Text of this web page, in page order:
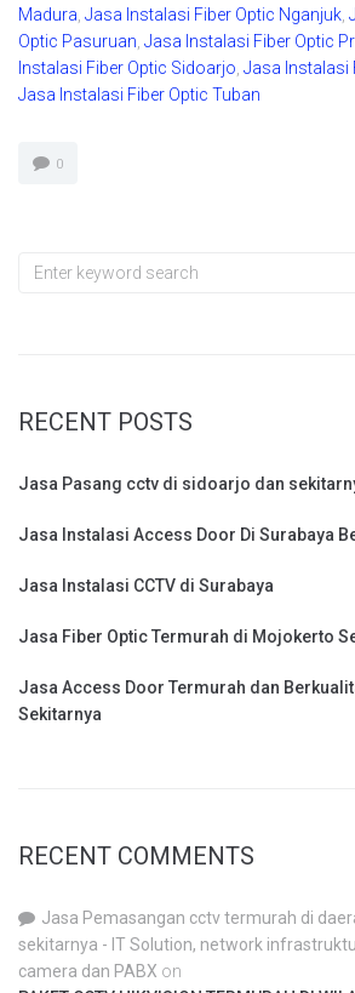
Madura Jasa Instalasi Fiber Optic Nganjuk
Optic Pasuruan Jasa Instalasi Fiber Optic
Instalasi Fiber Optic Sidoarjo Jasa Instalasi
Jasa Instalasi Fiber Optic Tuban
0
Search
RECENT POSTS
Jasa Pasang cctv di sidoarjo dan
Jasa Instalasi Access Door Di Surabaya
Jasa Instalasi CCTV di Surabaya
Jasa Fiber Optic Termurah di Mojokerto
Jasa Access Door Termurah dan
Sekitarnya
RECENT COMMENTS
Jasa Pemasangan cctv termurah di
sekitarnya - IT Solution, network
camera dan PABX on